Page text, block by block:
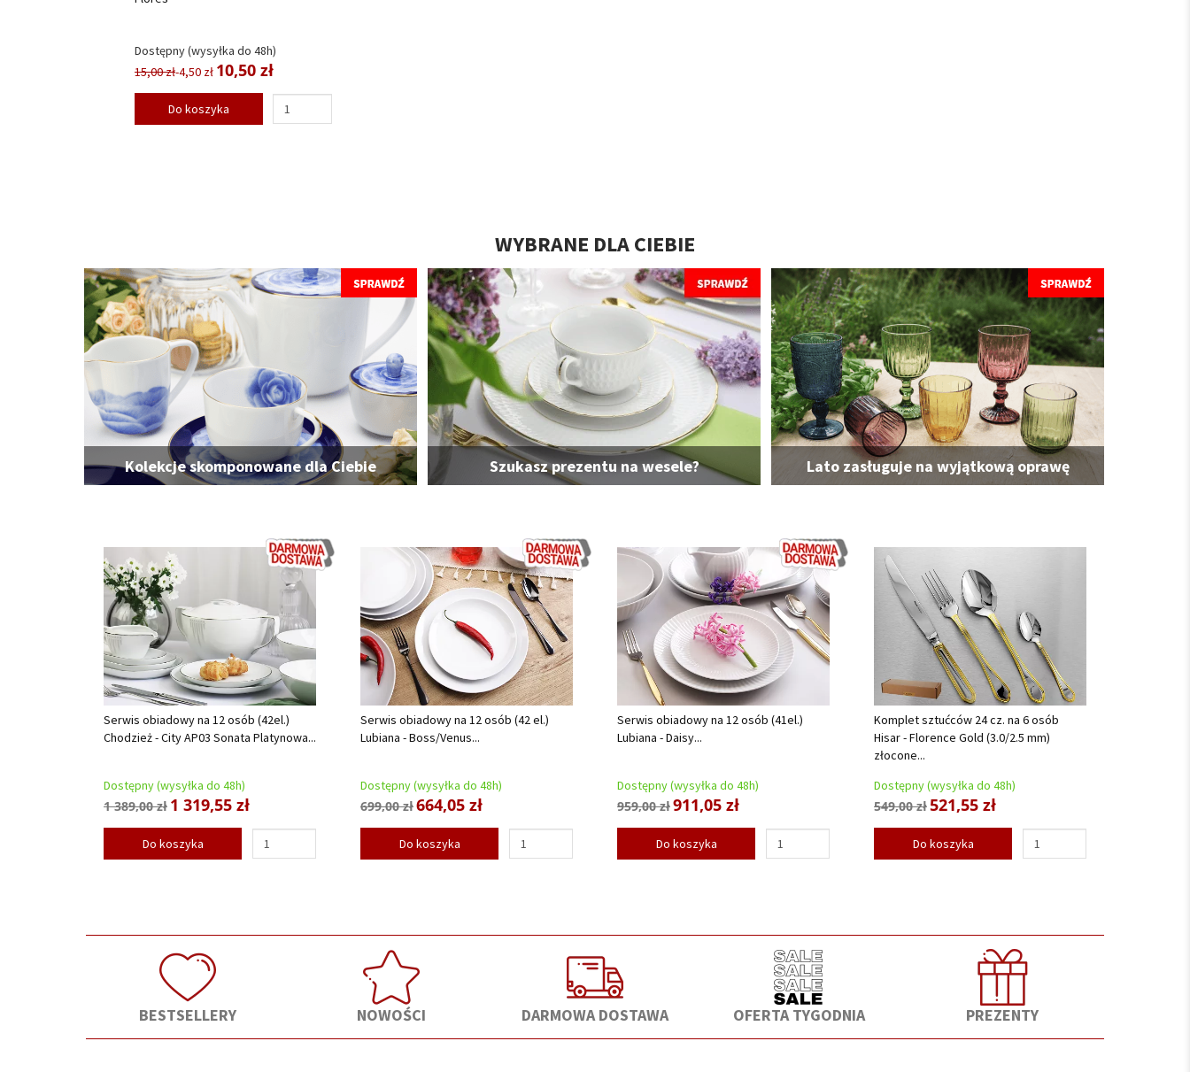
Dostępny (wysyłka do 48h)
15,00 zł-4,50 zł 10,50 zł
Do koszyka
WYBRANE DLA CIEBIE
Kolekcje skomponowane dla Ciebie Szukasz prezentu na wesele? Lato zasługuje na wyjątkową oprawę
Serwis obiadowy na 12 osób (42el.)
Chodzież - City AP03 Sonata Platynowa...
Dostępny (wysyłka do 48h)
1 389,00 zł 1 319,55 zł
Do koszyka
Serwis obiadowy na 12 osób (42 el.)
Lubiana - Boss/Venus...
Dostępny (wysyłka do 48h)
699,00 zł664,05 zł
Do koszyka
Serwis obiadowy na 12 osób (41el.)
Lubiana - Daisy...
Dostępny (wysyłka do 48h)
959,00 zł911,05 zł
Do koszyka
Komplet sztućców 24 cz. na 6 osób
Hisar - Florence Gold (3.0/2.5 mm)
złocone...
Dostępny (wysyłka do 48h)
549,00 zł521,55 zł
Do koszyka
BESTSELLERY NOWOŚCI DARMOWA DOSTAWA OFERTA TYGODNIA PREZENTY